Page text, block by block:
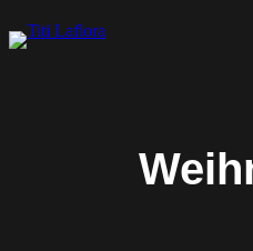
Zum
Inhalt